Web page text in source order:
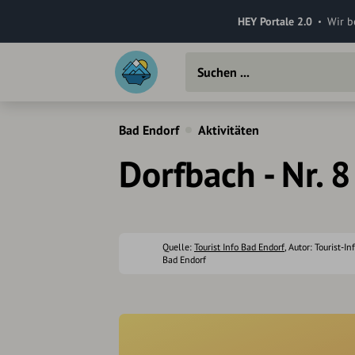
HEY Portale 2.0 Wir
Bad Endorf Aktivitäten
Dorfbach - Nr. 8
Quelle: Tourist Info Bad Endorf, Autor: Tourist-
Bad Endorf